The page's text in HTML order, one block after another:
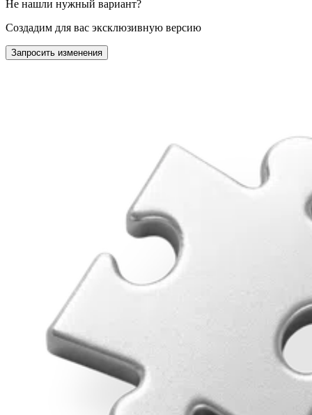
Не нашли нужный вариант?
Создадим для вас эксклюзивную версию
Запросить изменения